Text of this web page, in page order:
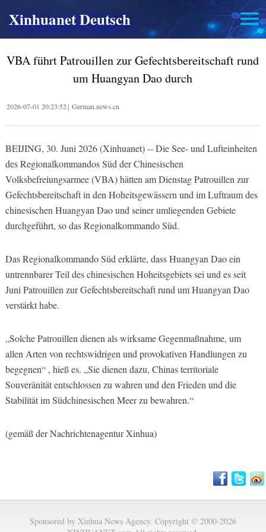
Xinhuanet Deutsch
VBA führt Patrouillen zur Gefechtsbereitschaft rund
um Huangyan Dao durch
2026-07-01 20:23:52| German.news.cn
BEIJING, 30. Juni 2026 (Xinhuanet) -- Die See- und Lufteinheiten
des Regionalkommandos Süd der Chinesischen
Volksbefreiungsarmee (VBA) hätten am Dienstag Patrouillen zur
Gefechtsbereitschaft in den Hoheitsgewässern und im Luftraum des
chinesischen Huangyan Dao und seiner umliegenden Gebiete
durchgeführt, so das Regionalkommando Süd.
Das Regionalkommando Süd erklärte, dass Huangyan Dao ein
untrennbarer Teil des chinesischen Hoheitsgebiets sei und es seit
Juni Patrouillen zur Gefechtsbereitschaft rund um Huangyan Dao
verstärkt habe.
„Solche Patrouillen dienen als wirksame Gegenmaßnahme, um
allen Arten von rechtswidrigen und provokativen Handlungen zu
begegnen“ , hieß es. „Sie dienen dazu, Chinas territoriale
Souveränität entschlossen zu wahren und den Frieden und die
Stabilität im Südchinesischen Meer zu bewahren.“
(gemäß der Nachrichtenagentur Xinhua)
Sponsored by Xinhua News Agency. Copyright © 2000-2026